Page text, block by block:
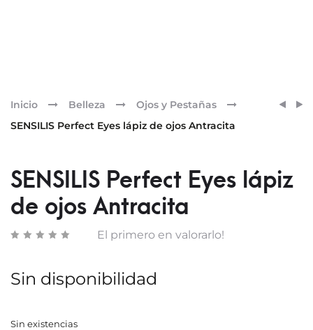
OJOS.
Inicio Belleza
Ojos y Pestañas
SENSILIS Perfect Eyes lápiz de ojos Antracita
SENSILIS Perfect Eyes lápiz
de ojos Antracita
El primero en valorarlo!
Sin disponibilidad
Sin existencias